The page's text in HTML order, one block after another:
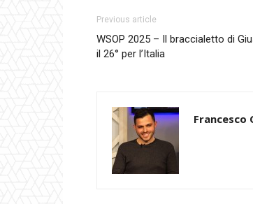
Previous article
WSOP 2025 – Il braccialetto di
il 26° per l’Italia
Francesco